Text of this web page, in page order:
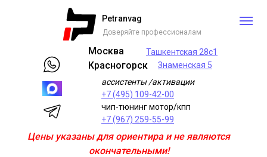
Ташкентская 28с1
Знаменская 5
ассистенты /активации
+7 (495) 109-42-00
чип-тюнинг мотор/кпп
+7 (967) 259-55-99
Москва
Красногорск
Petranvag
Доверяйте профессионалам
Цены указаны для ориентира и не являются
окончательными!